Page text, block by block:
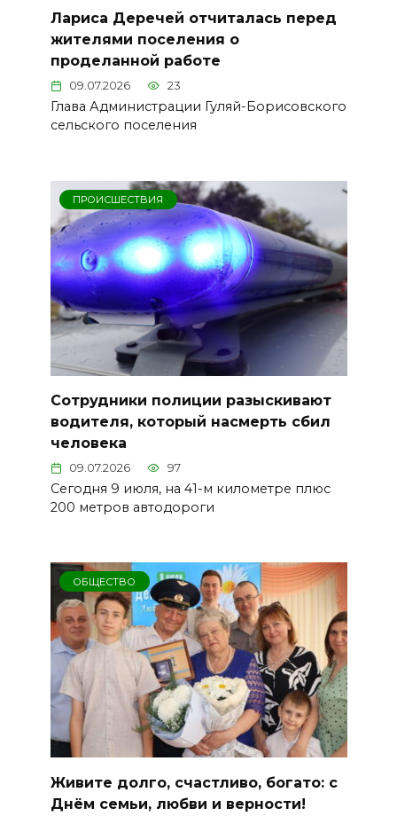
Лариса Деречей отчиталась перед
жителями поселения о
проделанной работе
09.07.2026 23
Глава Администрации Гуляй-Борисовского
сельского поселения
ПРОИСШЕСТВИЯ
Сотрудники полиции разыскивают
водителя, который насмерть сбил
человека
09.07.2026 97
Сегодня 9 июля, на 41-м километре плюс
200 метров автодороги
ОБЩЕСТВО
Живите долго, счастливо, богато: с
Днём семьи, любви и верности!